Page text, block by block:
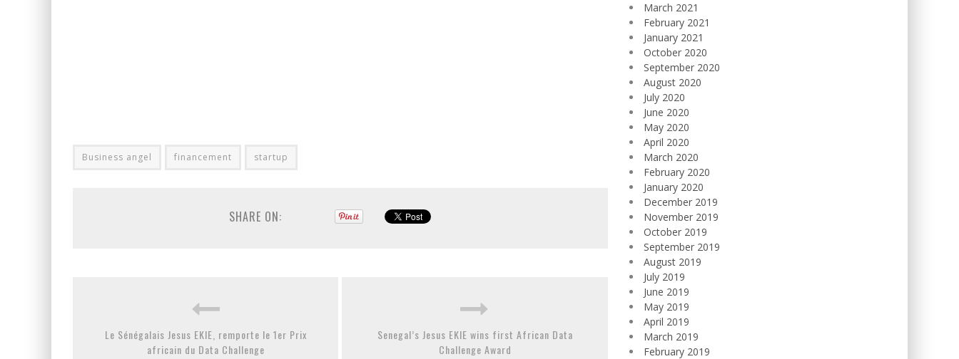
Business angel financement startup
SHARE ON:
Le Sénégalais Jesus EKIE, remporte le 1er Prix
africain du Data Challenge
Senegal’s Jesus EKIE wins first African Data
Challenge Award
March 2021
February 2021
January 2021
October 2020
September 2020
August 2020
July 2020
June 2020
May 2020
April 2020
March 2020
February 2020
January 2020
December 2019
November 2019
October 2019
September 2019
August 2019
July 2019
June 2019
May 2019
April 2019
March 2019
February 2019